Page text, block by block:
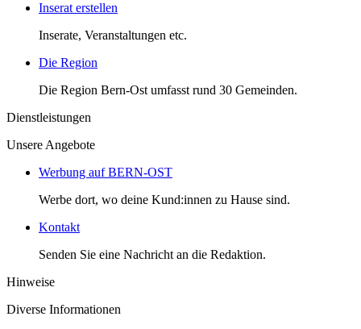
Inserat erstellen
Inserate, Veranstaltungen etc.
Die Region
Die Region Bern-Ost umfasst rund 30 Gemeinden.
Dienstleistungen
Unsere Angebote
Werbung auf BERN-OST
Werbe dort, wo deine Kund:innen zu Hause sind.
Kontakt
Senden Sie eine Nachricht an die Redaktion.
Hinweise
Diverse Informationen